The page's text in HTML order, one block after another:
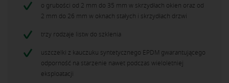
o grubości od 2 mm do 35 mm w skrzydłach okien oraz od
2 mm do 26 mm w oknach stałych i skrzydłach drzwi
trzy rodzaje listw do szklenia
uszczelki z kauczuku syntetycznego EPDM gwarantującego
odporność na starzenie nawet podczas wieloletniej
eksploatacji